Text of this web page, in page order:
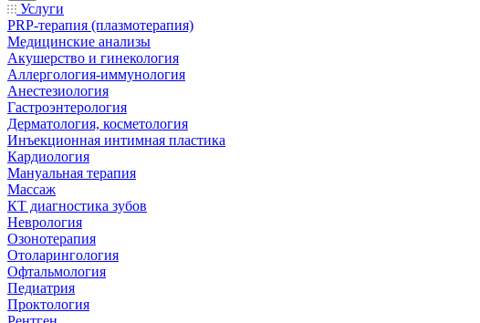
Услуги
PRP-терапия (плазмотерапия)
Медицинские анализы
Акушерство и гинекология
Аллергология-иммунология
Анестезиология
Гастроэнтерология
Дерматология, косметология
Инъекционная интимная пластика
Кардиология
Мануальная терапия
Массаж
КТ диагностика зубов
Неврология
Озонотерапия
Отоларингология
Офтальмология
Педиатрия
Проктология